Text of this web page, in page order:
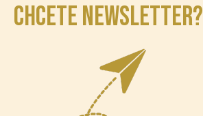
CHCETE NEWSLETTER?